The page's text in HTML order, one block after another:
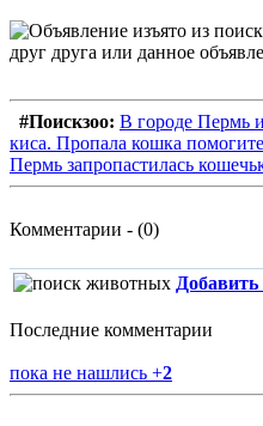
#Поискзоо: В городе Пермь
киса. Пропала кошка
Пермь запропастилась
Комментарии - (0)
Последние комментарии
пока не нашлись +2